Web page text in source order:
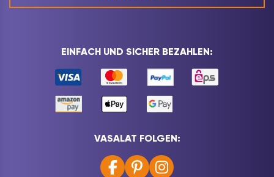
EINFACH UND SICHER BEZAHLEN:
VASALAT FOLGEN: